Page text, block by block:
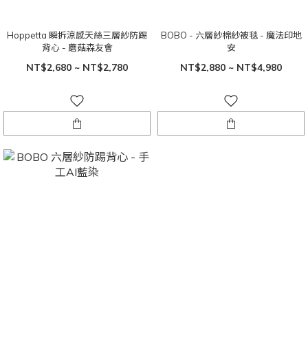
Hoppetta 瞬拆涼感天絲三層紗防踢
背心 - 蘑菇森友會
NT$2,680 ~ NT$2,780
BOBO - 六層紗棉紗被毯 - 魔法印地
安
NT$2,880 ~ NT$4,980